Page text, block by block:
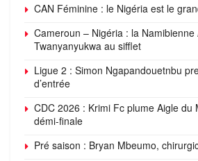
CAN Féminine : le Nigéria est le
Cameroun – Nigéria : la Namibienne
Twanyanyukwa au sifflet
Ligue 2 : Simon Ngapandouetnbu
d’entrée
CDC 2026 : Krimi Fc plume Aigle du
démi-finale
Pré saison : Bryan Mbeumo,